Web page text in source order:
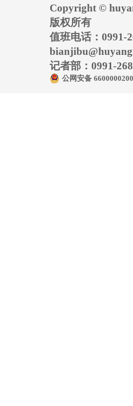
Copyright ©
版权所有
值班电话：0991-
记者部：0991-
公网安备